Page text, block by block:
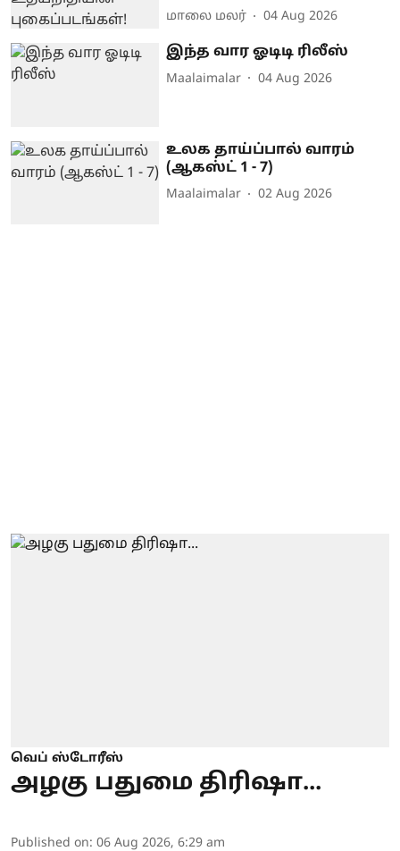
மாலை மலர் 04 Aug 2026
இந்த வார ஓடிடி ரிலீஸ்
Maalaimalar 04 Aug 2026
உலக தாய்ப்பால் வாரம்
(ஆகஸ்ட் 1 - 7)
Maalaimalar 02 Aug 2026
வெப் ஸ்டோரீஸ்
அழகு பதுமை திரிஷா...
Published on: 06 Aug 2026, 6:29 am